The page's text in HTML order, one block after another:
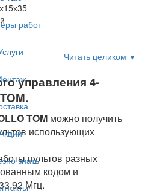
работ
знать
Читать целиком ▼
управления 4-
TOM можно получить
использующих
пультов разных
кодом и
Мгц.